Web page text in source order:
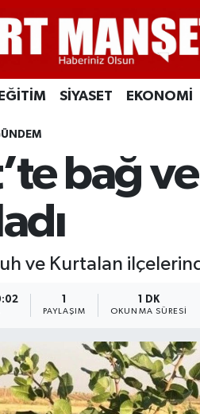
EĞİTİM SİYASET EKONOMİ
bağ
ve Kurtalan
1
PAYLAŞIM
1 DK
OKUNMA SÜRESI
Haritası
ve Fikstür